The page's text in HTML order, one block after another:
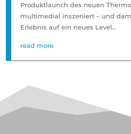
Produktlaunch des neuen
multimedial inszeniert – und
Erlebnis auf ein neues Level...
read more